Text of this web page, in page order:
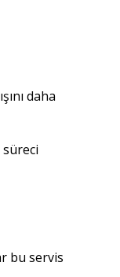
daha
bu servis